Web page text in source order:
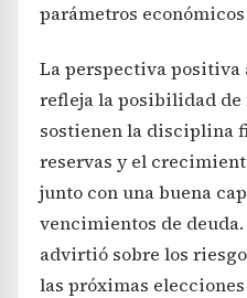
parámetros
La perspectiva positiva
refleja la posibilidad de
sostienen la disciplina
reservas y el
junto con una buena
vencimientos de
advirtió sobre los
las próximas